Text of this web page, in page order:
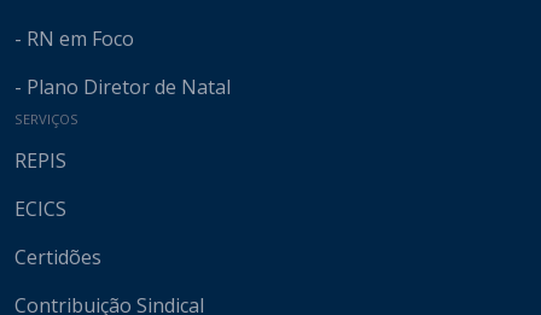
- RN em Foco
- Plano Diretor de Natal
SERVIÇOS
REPIS
ECICS
Certidões
Contribuição Sindical